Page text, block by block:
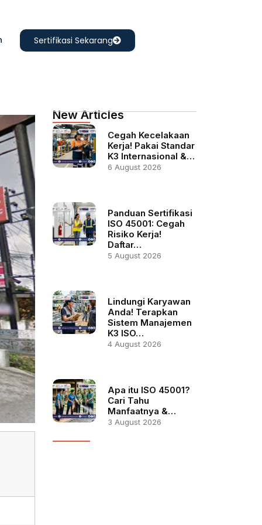
Sertifikasi Sekarang
New Articles
Cegah Kecelakaan
Kerja! Pakai Standar
K3 Internasional &…
6 August 2026
Panduan Sertifikasi
ISO 45001: Cegah
Risiko Kerja!
Daftar…
5 August 2026
Lindungi Karyawan
Anda! Terapkan
Sistem Manajemen
K3 ISO…
4 August 2026
Apa itu ISO 45001?
Cari Tahu
Manfaatnya &…
3 August 2026